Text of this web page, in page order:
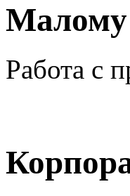
Малому
Работа с